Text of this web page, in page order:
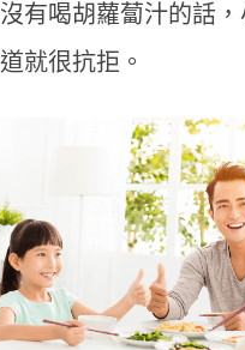
有喝胡蘿蔔汁的話
就很抗拒。